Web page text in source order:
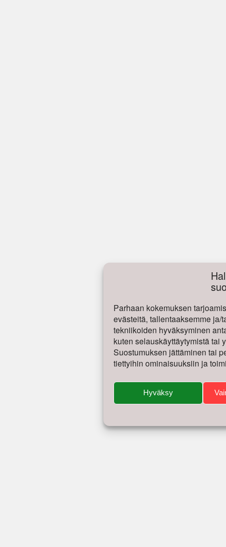
Parhaan kokemuksen
evästeitä, tallentaaksemme ja/
tekniikoiden hyväksyminen
kuten selauskäyttäytymistä tai
Suostumuksen jättäminen tai
tiettyihin ominaisuuksiin ja
Hyväksy